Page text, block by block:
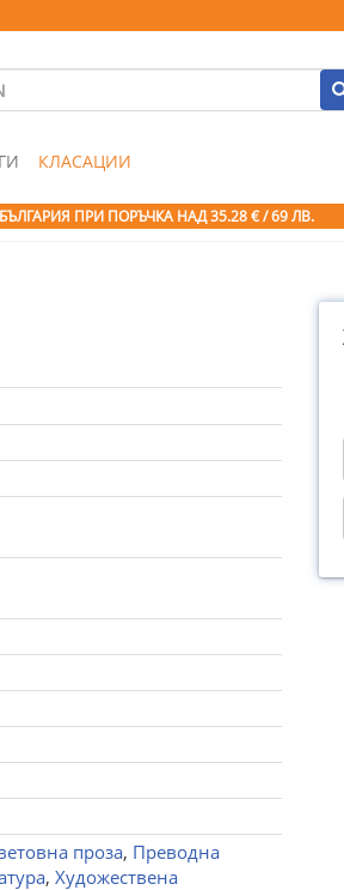
КЛАСАЦИИ
ПРИ ПОРЪЧКА НАД 35.28 € / 69 ЛВ.
проза, Преводна
, Художествена